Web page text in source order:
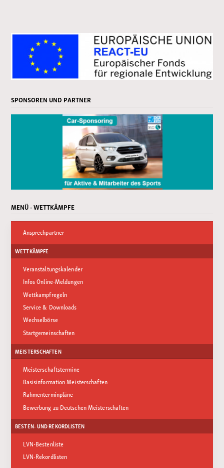
SPONSOREN UND PARTNER
MENÜ - WETTKÄMPFE
Ansprechpartner
WETTKÄMPFE
Veranstaltungskalender
Infos Online-Meldungen
Wettkampfregeln
Service & Downloads
Wechselbörse
Startgemeinschaften
MEISTERSCHAFTEN
Meisterschaftstermine
Basisinformation Meisterschaften
Rahmenterminpläne
Bewerbung zu Deutschen Meisterschaften
BESTEN- UND REKORDLISTEN
LVN-Bestenliste
LVN-Rekordlisten